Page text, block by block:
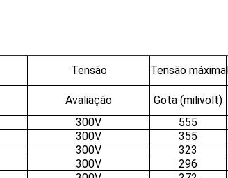
Tensão Tensão máxima
Avaliação Gota (milivolt)
300V 555
300V 355
300V 323
300V 296